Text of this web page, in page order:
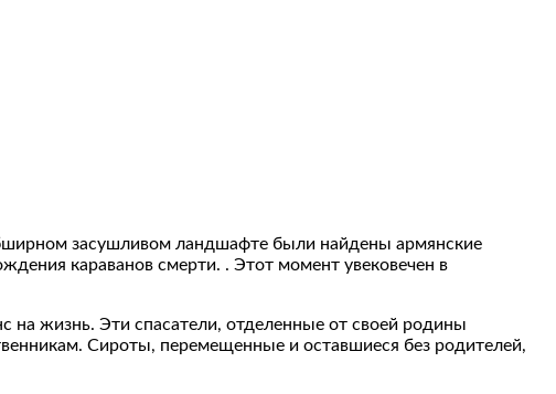
засушливом ландшафте были найдены армянские
караванов смерти. . Этот момент увековечен в
на жизнь. Эти спасатели, отделенные от своей родины
Сироты, перемещенные и оставшиеся без родителей,